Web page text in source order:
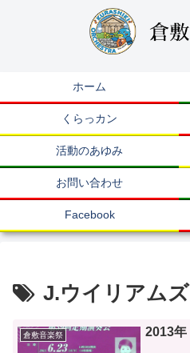
ホーム
くらっカン
活動のあゆみ
お問い合わせ
Facebook
J.ウイリアムズ
倉敷音楽祭 2013年